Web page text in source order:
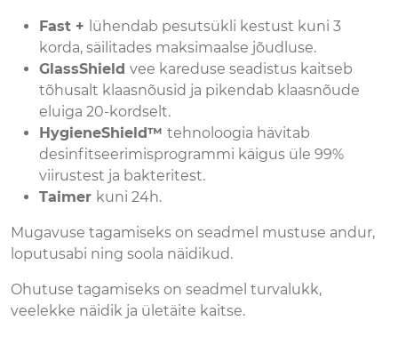
Fast + lühendab pesutsükli kestust kuni 3
korda, säilitades maksimaalse jõudluse.
GlassShield vee kareduse seadistus kaitseb
tõhusalt klaasnõusid ja pikendab klaasnõude
eluiga 20-kordselt.
HygieneShield™ tehnoloogia hävitab
desinfitseerimisprogrammi käigus üle 99%
viirustest ja bakteritest.
Taimer kuni 24h.
Mugavuse tagamiseks on seadmel mustuse andur,
loputusabi ning soola näidikud.
Ohutuse tagamiseks on seadmel turvalukk,
veelekke näidik ja ületäite kaitse.